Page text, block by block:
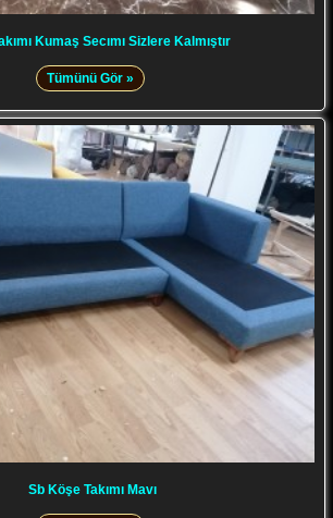
Kumaş Secımı Sizlere Kalmıştır
Tümünü Gör »
Sb Köşe Takımı Mavı